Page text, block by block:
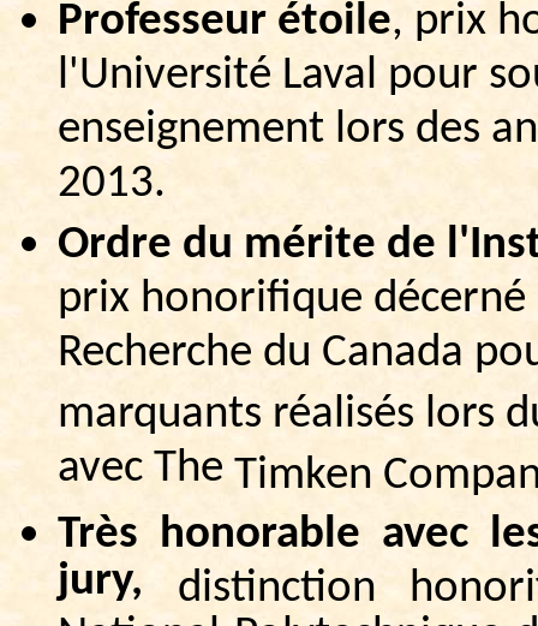
Professeur étoile, prix
l'Université Laval pour
enseignement lors des
2013.
Ordre du mérite de
prix honorifique
Recherche du Canada
marquants réalisés lors
avec The Timken
Très honorable avec
jury, distinction